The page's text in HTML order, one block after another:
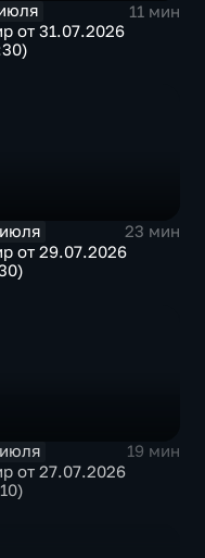
11 мин
от 31.07.2026
23 мин
от 29.07.2026
19 мин
от 27.07.2026